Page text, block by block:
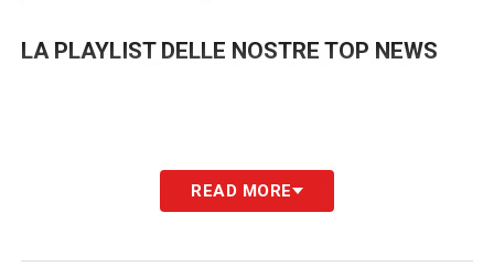
LA PLAYLIST DELLE NOSTRE TOP NEWS
READ MORE